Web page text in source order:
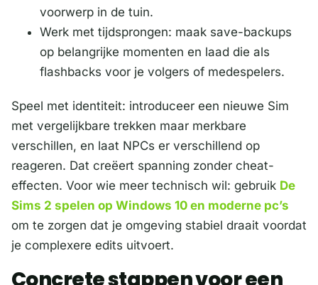
voorwerp in de tuin.
Werk met tijdsprongen: maak save-backups
op belangrijke momenten en laad die als
flashbacks voor je volgers of medespelers.
Speel met identiteit: introduceer een nieuwe Sim
met vergelijkbare trekken maar merkbare
verschillen, en laat NPCs er verschillend op
reageren. Dat creëert spanning zonder cheat-
effecten. Voor wie meer technisch wil: gebruik De
Sims 2 spelen op Windows 10 en moderne pc’s
om te zorgen dat je omgeving stabiel draait voordat
je complexere edits uitvoert.